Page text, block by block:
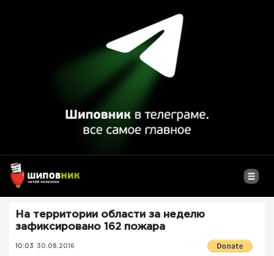
На территории области за неделю
зафиксировано 162 пожара
10:03 30.08.2016